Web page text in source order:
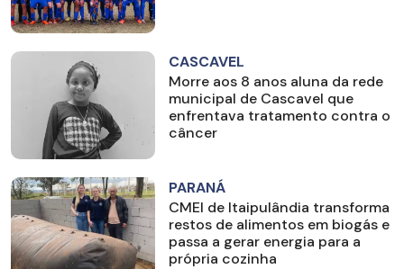
CASCAVEL
Morre aos 8 anos aluna da rede
municipal de Cascavel que
enfrentava tratamento contra o
câncer
PARANÁ
CMEI de Itaipulândia transforma
restos de alimentos em biogás e
passa a gerar energia para a
própria cozinha